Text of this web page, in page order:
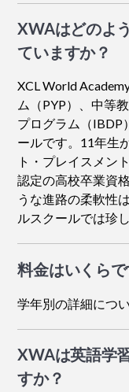
XWAはどのよ
ていますか？
XCL World Academy
ム（PYP）、中等
プログラム（IBDP
ールです。11年生
ト・プレイスメン
認定の高校卒業資
うな進路の柔軟性
ルスクールでは珍
料金はいくらで
学年別の詳細につ
XWAは英語学
すか？